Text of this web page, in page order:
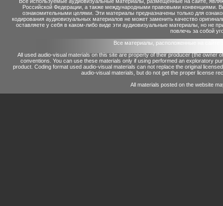
Российской Федерации, а также международными правовыми конвенциями.
ознакомительными целями. Эти материалы предназначены только для
кодирования аудиовизуальных материалов не может заменить качество
оставляете у себя в каком-либо виде эти аудиовизуальные материалы, но не
повлечь за собой
Все материалы, расположенные на сайте
All used audio-visual materials on this site are property of their producer (the owner
conventions. You can use these materials only if using performed an exploratory
product. Coding format used audio-visual materials can not replace the original
audio-visual materials, but do not get the proper license
All materials posted on the website